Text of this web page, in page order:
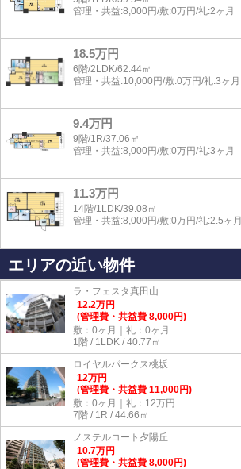
管理・共益:8,000円/敷:0万円/礼:2ヶ月
18.5万円
6階/2LDK/62.44㎡
管理・共益:10,000円/敷:0万円/礼:3ヶ月
9.4万円
9階/1R/37.06㎡
管理・共益:8,000円/敷:0万円/礼:3ヶ月
11.3万円
14階/1LDK/39.08㎡
管理・共益:8,000円/敷:0万円/礼:2.5ヶ月
エリアの近い物件
ラ・フェスタ真田山
12.2万円
(管理費・共益費 8,000円)
敷：0ヶ月｜礼：0ヶ月
1階 / 1LDK / 40.77㎡
ロイヤルパークス桃坂
12万円
(管理費・共益費 11,000円)
敷：0ヶ月｜礼：12万円
7階 / 1R / 44.66㎡
ノステルコート夕陽丘
10.7万円
(管理費・共益費 8,000円)